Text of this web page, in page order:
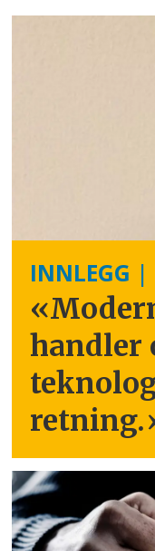
INNLEGG |
handler
retning.